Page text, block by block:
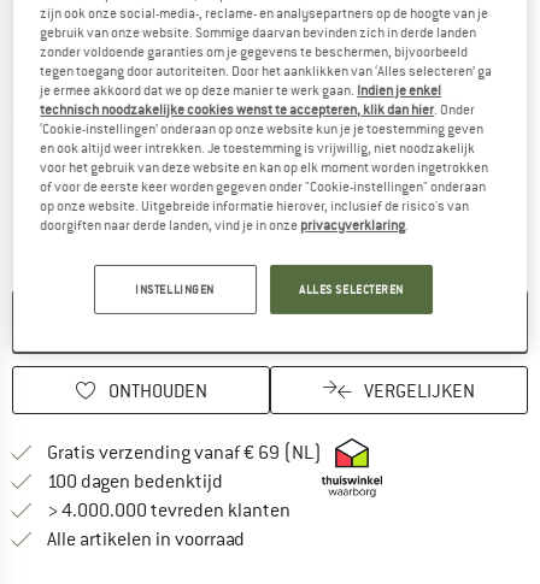
Gedetailleerde foto's
NIET MEER LEVERBAAR
ONTHOUDEN VERGELIJKEN
Gratis verzending vanaf € 69 (NL) Vind hier de
100 dagen bedenktijd Vind de betalingsinformatie hier!
> 4.000.000 tevreden klanten
Alle artikelen in voorraad
zijn ook onze social-media-, reclame- en analysepartners op de hoogte van je
gebruik van onze website. Sommige daarvan bevinden zich in derde landen
zonder voldoende garanties om je gegevens te beschermen, bijvoorbeeld
tegen toegang door autoriteiten. Door het aanklikken van ‘Alles selecteren’ ga
je ermee akkoord dat we op deze manier te werk gaan. Indien je enkel
technisch noodzakelijke cookies wenst te accepteren, klik dan hier. Onder
‘Cookie-instellingen’ onderaan op onze website kun je je toestemming geven
en ook altijd weer intrekken. Je toestemming is vrijwillig, niet noodzakelijk
voor het gebruik van deze website en kan op elk moment worden ingetrokken
of voor de eerste keer worden gegeven onder "Cookie-instellingen" onderaan
op onze website. Uitgebreide informatie hierover, inclusief de risico's van
doorgiften naar derde landen, vind je in onze privacyverklaring.
INSTELLINGEN ALLES SELECTEREN